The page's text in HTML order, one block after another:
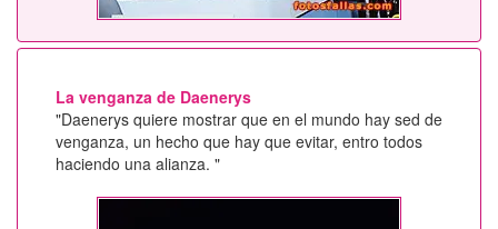
La venganza de Daenerys
"Daenerys quiere mostrar que en el mundo hay sed de
venganza, un hecho que hay que evitar, entro todos
haciendo una alianza. "